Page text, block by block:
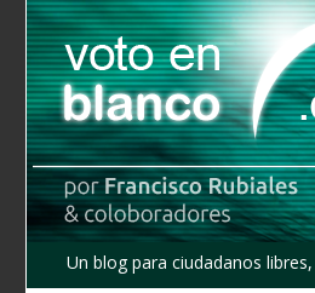
Un blog para ciudadanos